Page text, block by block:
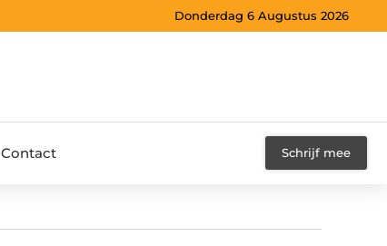
Donderdag 6 Augustus 2026
Contact Schrijf mee